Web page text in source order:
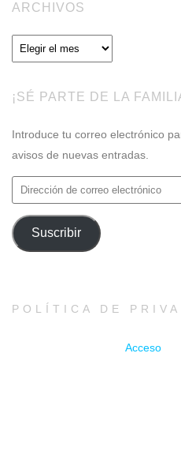
ARCHIVOS
Archivos
¡SÉ PARTE DE LA
Introduce tu correo electrónico
avisos de nuevas entradas.
Dirección
de
correo
electrónico
Suscribir
POLÍTICA DE
Acceso